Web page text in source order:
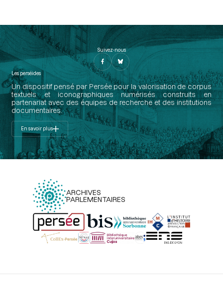
Suivez-nous
Les perséides
Un dispositif pensé par Persée pour la valorisation de corpus
textuels et iconographiques numérisés construits en
partenariat avec des équipes de recherche et des institutions
documentaires.
En savoir plus
ARCHIVES
PARLEMENTAIRES
Menu